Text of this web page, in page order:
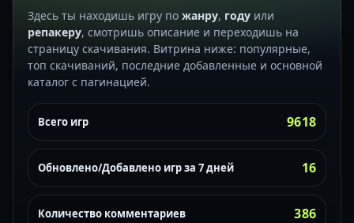
Здесь ты находишь игру по жанру, году или
репакеру, смотришь описание и переходишь на
страницу скачивания. Витрина ниже: популярные,
топ скачиваний, последние добавленные и основной
каталог с пагинацией.
Всего игр 9618
Обновлено/Добавлено игр за 7 дней 16
Количество комментариев 386